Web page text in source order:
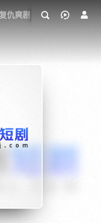
复仇爽剧 玄幻武侠 奇幻